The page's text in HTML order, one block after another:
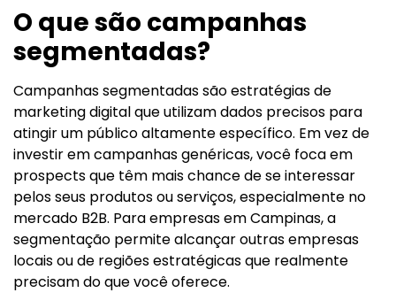
O que são campanhas
segmentadas?
Campanhas segmentadas são estratégias de
marketing digital que utilizam dados precisos para
atingir um público altamente específico. Em vez de
investir em campanhas genéricas, você foca em
prospects que têm mais chance de se interessar
pelos seus produtos ou serviços, especialmente no
mercado B2B. Para empresas em Campinas, a
segmentação permite alcançar outras empresas
locais ou de regiões estratégicas que realmente
precisam do que você oferece.